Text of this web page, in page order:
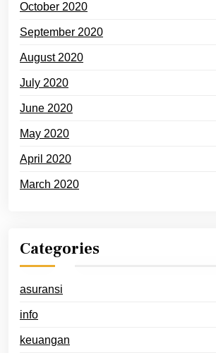
October 2020
September 2020
August 2020
July 2020
June 2020
May 2020
April 2020
March 2020
Categories
asuransi
info
keuangan